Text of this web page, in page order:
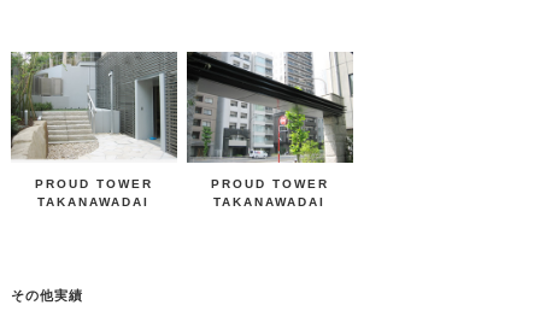
PROUD TOWER
TAKANAWADAI
PROUD TOWER
TAKANAWADAI
その他実績